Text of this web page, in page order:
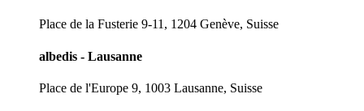
Place de la Fusterie 9-11, 1204 Genève, Suisse
albedis - Lausanne
Place de l'Europe 9, 1003 Lausanne, Suisse